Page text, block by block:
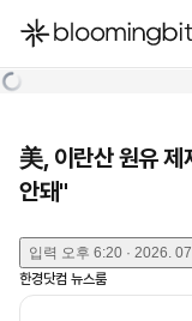
한국어
美, 이란산 원유
안돼"
입력 오후 6:20 · 2026.
한경닷컴 뉴스룸